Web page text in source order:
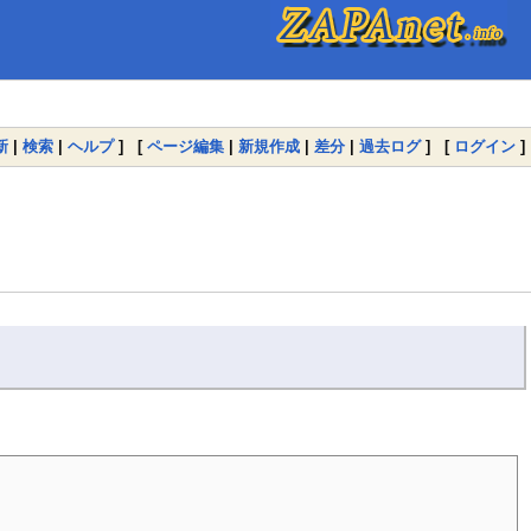
| 検索 | ヘルプ] [ ページ編集 | 新規作成 | 差分 | 過去ログ] [ ログイン ]